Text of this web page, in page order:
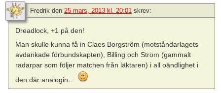
Fredrik den 25 mars, 2013 kl. 20:01 skrev:
Dreadlock, +1 på den!
Man skulle kunna få in Claes Borgström (motståndarlagets
avdankade förbundskapten), Billing och Ström (gammalt
radarpar som följer matchen från läktaren) i all oändlighet i
den där analogin…